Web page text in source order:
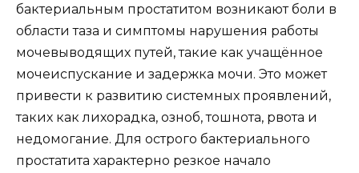
бактериальным простатитом возникают боли в
области таза и симптомы нарушения работы
мочевыводящих путей, такие как учащённое
мочеиспускание и задержка мочи. Это может
привести к развитию системных проявлений,
таких как лихорадка, озноб, тошнота, рвота и
недомогание. Для острого бактериального
простатита характерно резкое начало